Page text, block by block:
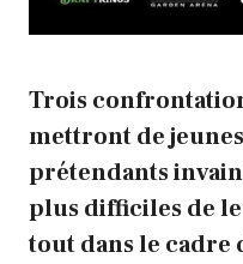
Trois
mettront de
prétendants
plus difficiles de
tout dans le cadre